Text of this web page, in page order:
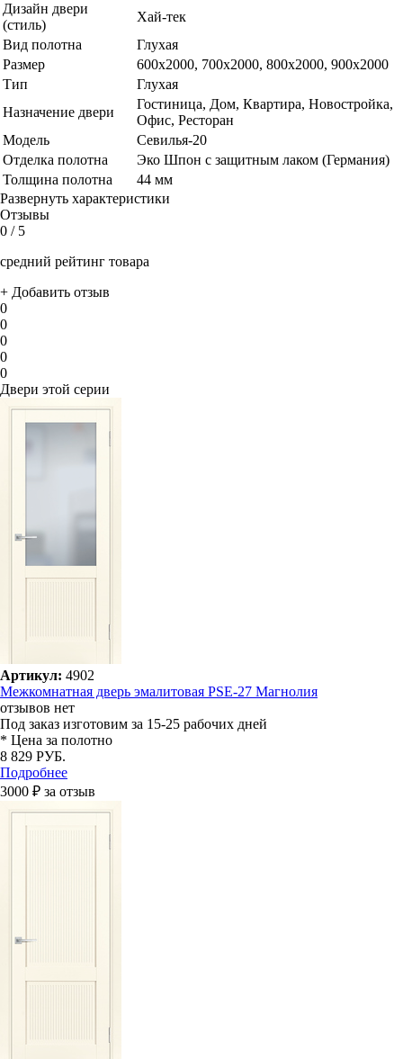
Дизайн двери
(стиль)
Хай-тек
Вид полотна
Глухая
Размер
600x2000, 700x2000, 800x2000, 900x2000
Тип
Глухая
Назначение двери
Гостиница, Дом, Квартира, Новостройка,
Офис, Ресторан
Модель
Севилья-20
Отделка полотна
Эко Шпон с защитным лаком (Германия)
Толщина полотна
44 мм
Развернуть характеристики
Отзывы
0 / 5
средний рейтинг товара
+ Добавить отзыв
0
0
0
0
0
Двери этой серии
Артикул: 4902
Межкомнатная дверь эмалитовая PSE-27 Магнолия
отзывов нет
Под заказ изготовим за 15-25 рабочих дней
* Цена за полотно
8 829 РУБ.
Подробнее
3000 ₽ за отзыв